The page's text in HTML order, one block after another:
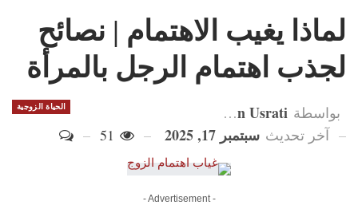
لماذا يغيب الاهتمام | نصائح
لجذب اهتمام الرجل بالمرأة
الحياة الزوجية بواسطة Hanan Usrati
آخر تحديث سبتمبر 17, 2025
- Advertisement -